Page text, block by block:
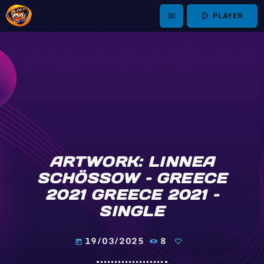
menu play_arrow PLAYER
ARTWORK: LINNEA
SCHÖSSOW – GREECE
2021 GREECE 2021 –
SINGLE
today 19/03/2025 8